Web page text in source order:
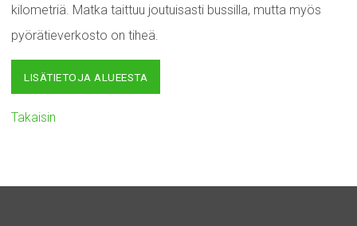
kilometriä. Matka taittuu joutuisasti bussilla, mutta myös
pyörätieverkosto on tiheä.
LISÄTIETOJA ALUEESTA
Takaisin